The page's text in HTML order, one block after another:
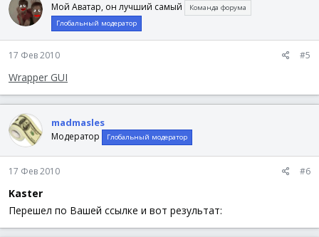
Мой Аватар, он лучший самый
Команда форума
Глобальный модератор
17 Фев 2010 #5
Wrapper GUI
madmasles
Модератор Глобальный модератор
17 Фев 2010 #6
Kaster
Перешел по Вашей ссылке и вот результат: